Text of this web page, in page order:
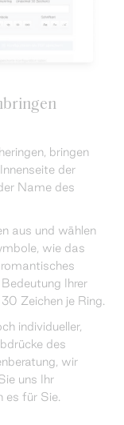
bringen
der
Name des
aus und wählen
wie das
Ihrer
Zeichen je Ring.
individueller,
des
wir
uns Ihr
es für Sie.